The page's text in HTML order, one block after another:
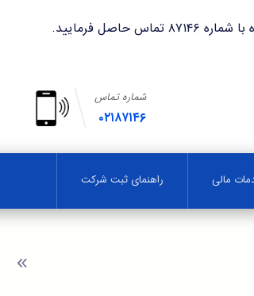
فرمایید.
شماره تماس
۰۲۱۸۷۱۴۶
مالی راهنمای ثبت شرکت